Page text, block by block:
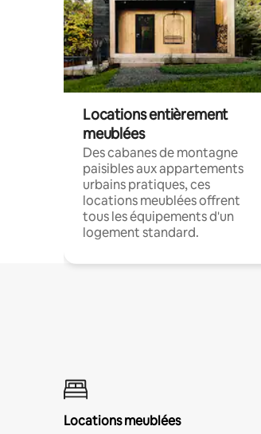
Locations entièrement
meublées
Des cabanes de montagne
paisibles aux appartements
urbains pratiques, ces
locations meublées offrent
tous les équipements d'un
logement standard.
Locations meublées